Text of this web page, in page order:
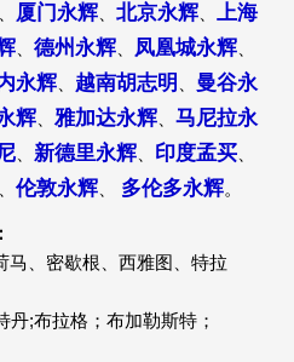
厦门永辉、 北京永辉、
上海
、 德州永辉、 凤凰城永辉、
永辉、 越南胡志明
曼谷永
辉、 雅加达永辉、 马尼拉永
、 新德里永辉、 印度孟买、
伦敦永辉、 多伦多永辉。
马、密歇根、西雅图、特拉
;布拉格；布加勒斯特；